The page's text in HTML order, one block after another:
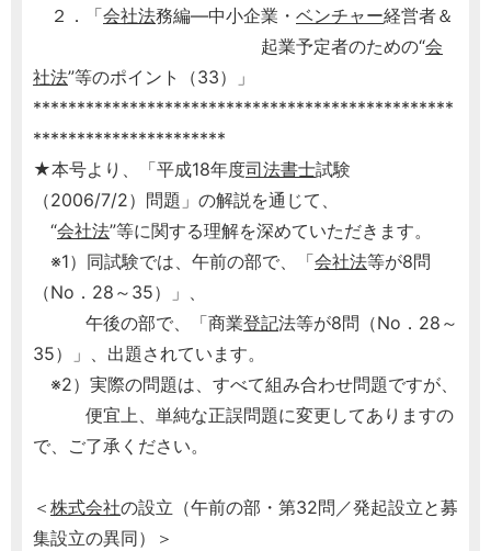
２．「会社法務編―中小企業・ ベンチャー経営者＆
起業予定者のための“会
社法”等のポイント（33）」
************************************************
**********************
★本号より、「平成18年度司法書士試験
（2006/7/2）問題」の解説を通じて、
“会社法”等に関する理解を深めていただきます。
※1）同試験では、午前の部で、「会社法等が8問
（No．28～35）」、
午後の部で、「商業登記法等が8問（No．28～
35）」、出題されています。
※2）実際の問題は、すべて組み合わせ問題ですが、
便宜上、単純な正誤問題に変更してありますの
で、ご了承ください。
＜ 株式会社の設立（午前の部・第32問／発起設立と募
集設立の異同）＞